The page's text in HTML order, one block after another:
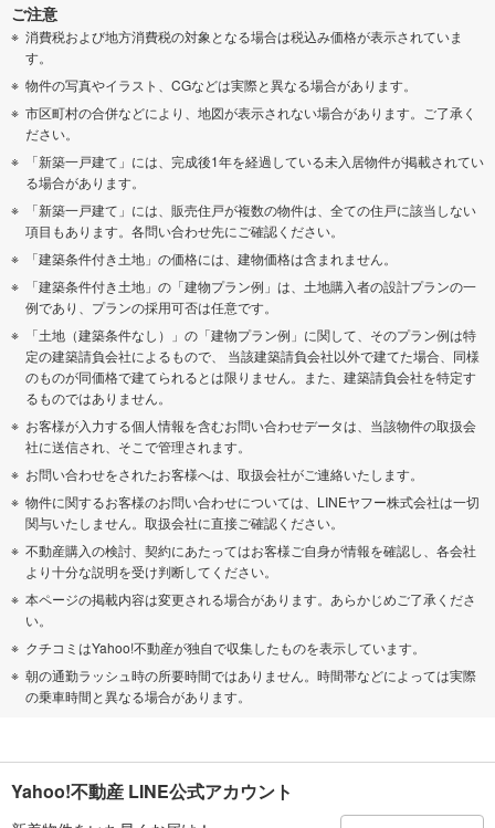
ご注意
消費税および地方消費税の対象となる場合は税込み価格が表示されていま
す。
物件の写真やイラスト、CGなどは実際と異なる場合があります。
市区町村の合併などにより、地図が表示されない場合があります。ご了承く
ださい。
「新築一戸建て」には、完成後1年を経過している未入居物件が掲載されてい
る場合があります。
「新築一戸建て」には、販売住戸が複数の物件は、全ての住戸に該当しない
項目もあります。各問い合わせ先にご確認ください。
「建築条件付き土地」の価格には、建物価格は含まれません。
「建築条件付き土地」の「建物プラン例」は、土地購入者の設計プランの一
例であり、プランの採用可否は任意です。
「土地（建築条件なし）」の「建物プラン例」に関して、そのプラン例は特
定の建築請負会社によるもので、 当該建築請負会社以外で建てた場合、同様
のものが同価格で建てられるとは限りません。また、建築請負会社を特定す
るものではありません。
お客様が入力する個人情報を含むお問い合わせデータは、当該物件の取扱会
社に送信され、そこで管理されます。
お問い合わせをされたお客様へは、取扱会社がご連絡いたします。
物件に関するお客様のお問い合わせについては、LINEヤフー株式会社は一切
関与いたしません。取扱会社に直接ご確認ください。
不動産購入の検討、契約にあたってはお客様ご自身が情報を確認し、各会社
より十分な説明を受け判断してください。
本ページの掲載内容は変更される場合があります。あらかじめご了承くださ
い。
クチコミはYahoo!不動産が独自で収集したものを表示しています。
朝の通勤ラッシュ時の所要時間ではありません。時間帯などによっては実際
の乗車時間と異なる場合があります。
Yahoo!不動産 LINE公式アカウント